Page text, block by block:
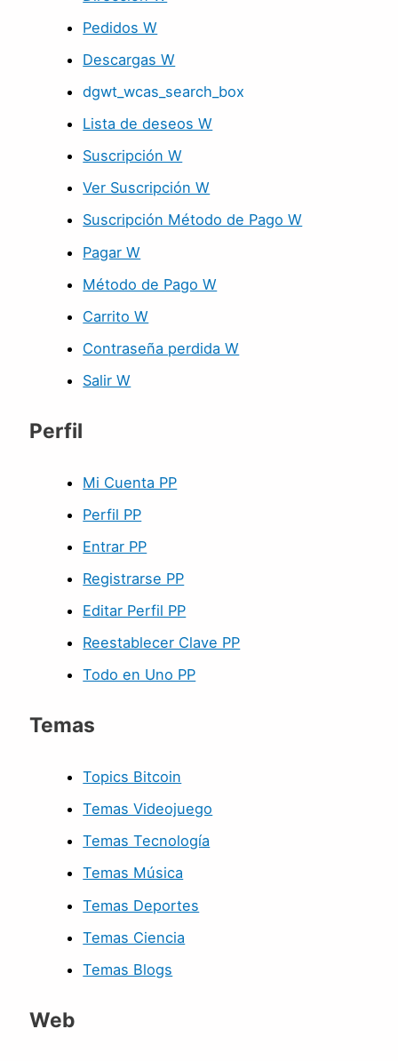
Pedidos W
Descargas W
dgwt_wcas_search_box
Lista de deseos W
Suscripción W
Ver Suscripción W
Suscripción Método de Pago W
Pagar W
Método de Pago W
Carrito W
Contraseña perdida W
Salir W
Perfil
Mi Cuenta PP
Perfil PP
Entrar PP
Registrarse PP
Editar Perfil PP
Reestablecer Clave PP
Todo en Uno PP
Temas
Topics Bitcoin
Temas Videojuego
Temas Tecnología
Temas Música
Temas Deportes
Temas Ciencia
Temas Blogs
Web